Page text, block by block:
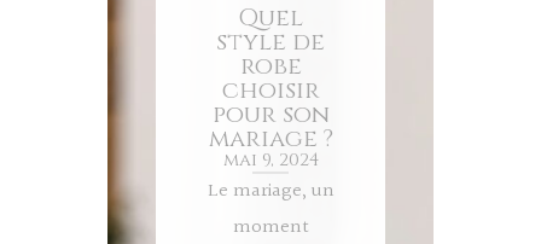
Quel
style de
robe
choisir
pour son
mariage ?
mai 9, 2024
Le mariage, un
moment